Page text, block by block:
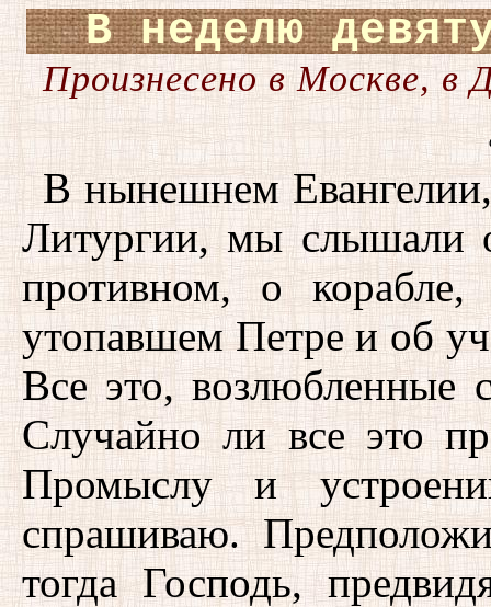
В неделю
Произнесено в Москве, в
В нынешнем
Литургии, мы слышали
противном, о
утопавшем Петре и об
Все это, возлюбленные
Случайно ли все это
Промыслу и
спрашиваю.
тогда Господь,